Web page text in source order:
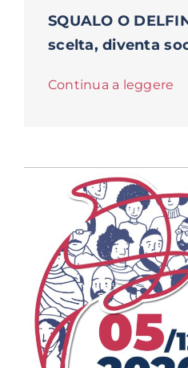
SQUALO O
scelta, diventa
Continua a leggere